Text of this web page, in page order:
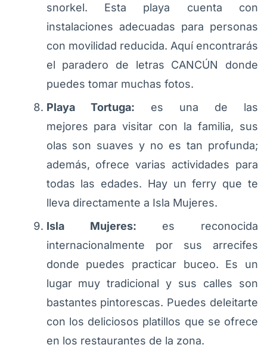
snorkel. Esta playa cuenta con
instalaciones adecuadas para personas
con movilidad reducida. Aquí encontrarás
el paradero de letras CANCÚN donde
puedes tomar muchas fotos.
Playa Tortuga: es una de las
mejores para visitar con la familia, sus
olas son suaves y no es tan profunda;
además, ofrece varias actividades para
todas las edades. Hay un ferry que te
lleva directamente a Isla Mujeres.
Isla Mujeres: es reconocida
internacionalmente por sus arrecifes
donde puedes practicar buceo. Es un
lugar muy tradicional y sus calles son
bastantes pintorescas. Puedes deleitarte
con los deliciosos platillos que se ofrece
en los restaurantes de la zona.